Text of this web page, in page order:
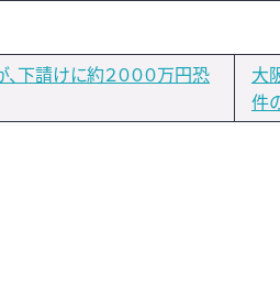
下請けに約２０００万円恐
大
件